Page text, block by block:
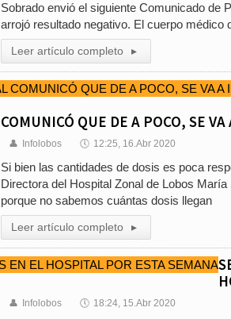
Sobrado envió el siguiente Comunicado de
arrojó resultado negativo. El cuerpo
Leer artículo completo ▸
COMUNICÓ QUE DE A POCO, SE
👤 Infolobos 🕔 12:25, 16.Abr 2020
Si bien las cantidades de dosis es poca
Directora del Hospital Zonal de Lobos
porque no sabemos cuántas dosis llegan
Leer artículo completo ▸
👤 Infolobos 🕔 18:24, 15.Abr 2020